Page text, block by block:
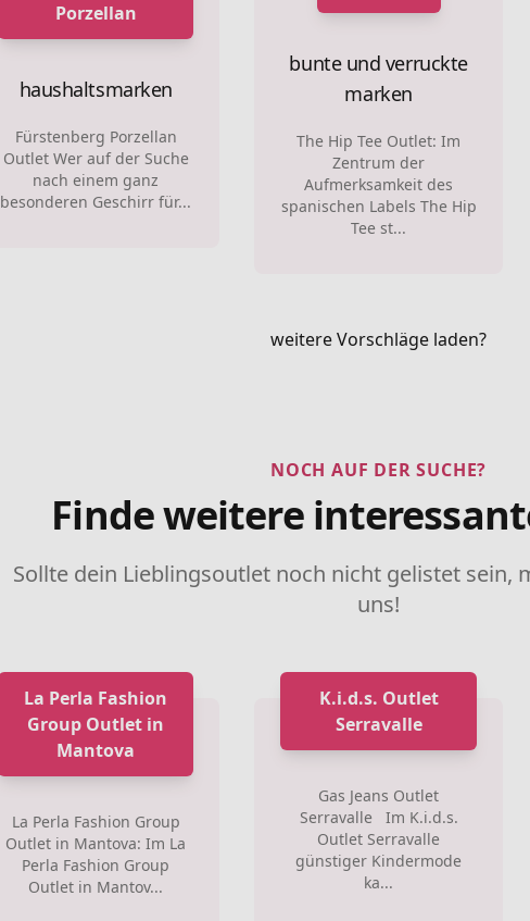
Porzellan
haushaltsmarken
Fürstenberg Porzellan
Outlet Wer auf der Suche
nach einem ganz
besonderen Geschirr für...
bunte und verruckte
marken
The Hip Tee Outlet: Im
Zentrum der
Aufmerksamkeit des
spanischen Labels The Hip
Tee st...
weitere Vorschläge laden?
NOCH AUF DER SUCHE?
Finde weitere
Sollte dein Lieblingsoutlet noch nicht gelistet sein,
uns!
La Perla Fashion
Group Outlet in
Mantova
La Perla Fashion Group
Outlet in Mantova: Im La
Perla Fashion Group
Outlet in Mantov...
K.i.d.s. Outlet
Serravalle
Gas Jeans Outlet
Serravalle Im K.i.d.s.
Outlet Serravalle
günstiger Kindermode
ka...